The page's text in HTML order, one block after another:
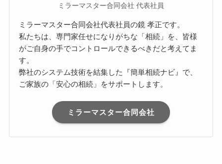
ミラーマスター合同会社 代表社員
ミラーマスター合同会社代表社員の鏡 孝正です。
私たちは、専門家任せになりがちな「相続」を、皆様
がご自身の手でコントロールできるべきだと考えてま
す。
弊社のシステム技術を結集した『簡単相続ナビ』で、
ご家族の「安心の相続」をサポートします。
ミラーマスター合同会社